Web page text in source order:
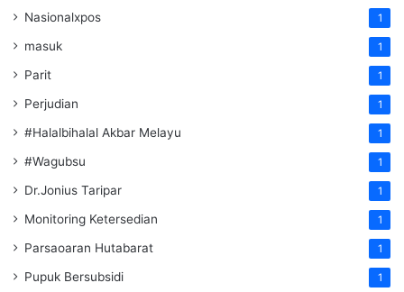
Nasionalxpos 1
masuk 1
Parit 1
Perjudian 1
#Halalbihalal Akbar Melayu 1
#Wagubsu 1
Dr.Jonius Taripar 1
Monitoring Ketersedian 1
Parsaoaran Hutabarat 1
Pupuk Bersubsidi 1